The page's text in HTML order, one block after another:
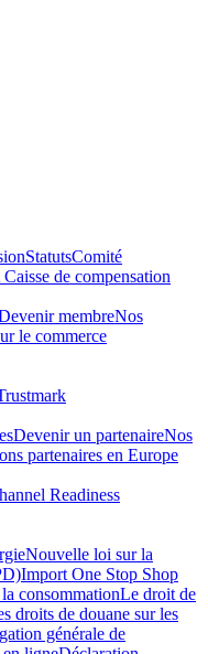
StatutsComité
de compensation
membreNos
le commerce
Devenir un partenaireNos
partenaires en Europe
Readiness
Nouvelle loi sur la
Import One Stop Shop
consommationLe droit de
droits de douane sur les
générale de